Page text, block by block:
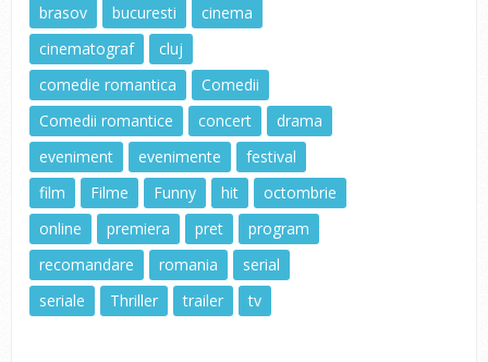
brasov
bucuresti
cinema
cinematograf
cluj
comedie romantica
Comedii
Comedii romantice
concert
drama
eveniment
evenimente
festival
film
Filme Funny hit
octombrie
online
premiera pret
program
recomandare
romania
serial
seriale
Thriller trailer tv